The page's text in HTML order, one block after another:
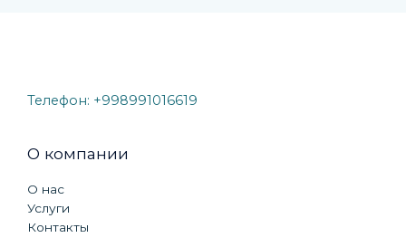
Телефон: +998991016619
О компании
О нас
Услуги
Контакты